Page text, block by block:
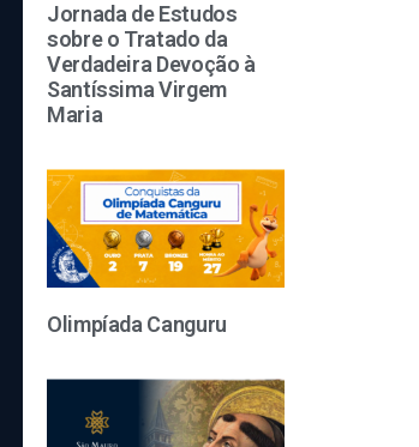
Jornada de Estudos
sobre o Tratado da
Verdadeira Devoção à
Santíssima Virgem
Maria
Olimpíada Canguru